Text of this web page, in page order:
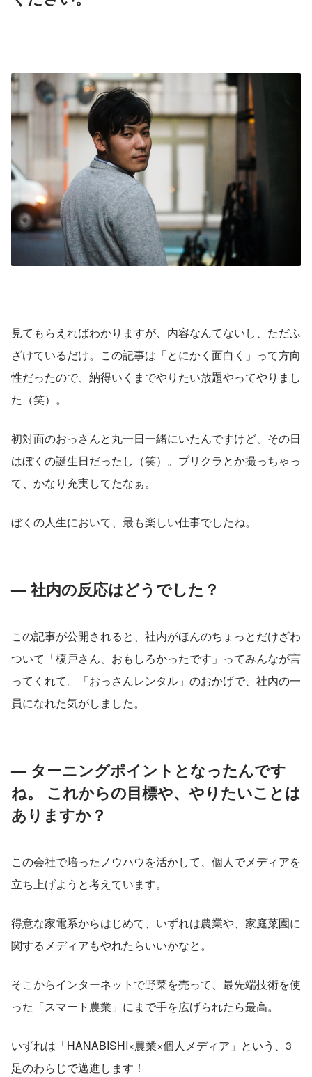
見てもらえればわかりますが、内容なんてないし、ただふ
ざけているだけ。この記事は「とにかく面白く」って方向
性だったので、納得いくまでやりたい放題やってやりまし
た（笑）。
初対面のおっさんと丸一日一緒にいたんですけど、その日
はぼくの誕生日だったし（笑）。プリクラとか撮っちゃっ
て、かなり充実してたなぁ。
ぼくの人生において、最も楽しい仕事でしたね。
— 社内の反応はどうでした？
この記事が公開されると、社内がほんのちょっとだけざわ
ついて「榎戸さん、おもしろかったです」ってみんなが言
ってくれて。「おっさんレンタル」のおかげで、社内の一
員になれた気がしました。
— ターニングポイントとなったんです
ね。 これからの目標や、やりたいことは
ありますか？
この会社で培ったノウハウを活かして、個人でメディアを
立ち上げようと考えています。
得意な家電系からはじめて、いずれは農業や、家庭菜園に
関するメディアもやれたらいいかなと。
そこからインターネットで野菜を売って、最先端技術を使
った「スマート農業」にまで手を広げられたら最高。
いずれは「HANABISHI×農業×個人メディア」という、3
足のわらじで邁進します！